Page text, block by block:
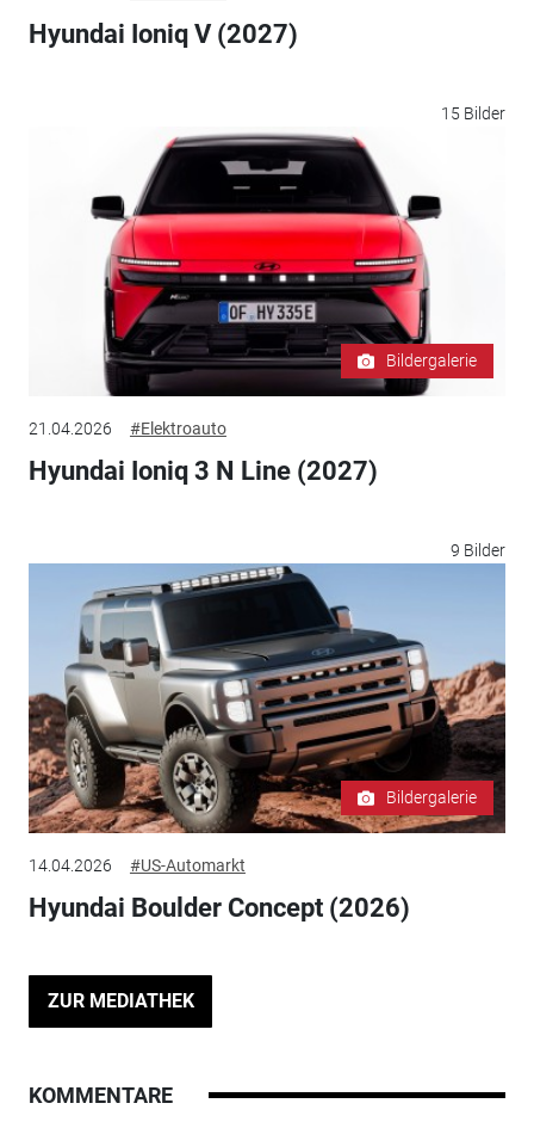
Hyundai Ioniq V (2027)
15 Bilder
Bildergalerie
21.04.2026 #Elektroauto
Hyundai Ioniq 3 N Line (2027)
9 Bilder
Bildergalerie
14.04.2026 #US-Automarkt
Hyundai Boulder Concept (2026)
ZUR MEDIATHEK
KOMMENTARE